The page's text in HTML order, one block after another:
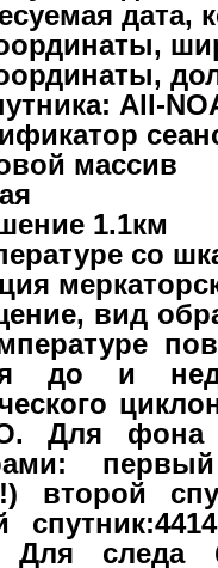
дата,
All-
массив
1.1км
со
вид
до и
Для фона
второй
Для